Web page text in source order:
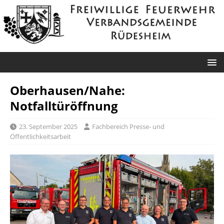
Oberhausen/Nahe:
Notfalltüröffnung
23. September 2025
Fachbereich Presse- und
Öffentlichkeitsarbeit